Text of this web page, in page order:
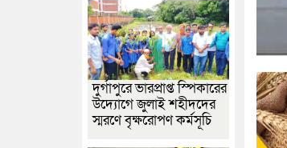
দুর্গাপুরে ভারপ্রাপ্ত স্পিকারের
উদ্যোগে জুলাই শহীদদের
স্মরণে বৃক্ষরোপণ কর্মসূচি